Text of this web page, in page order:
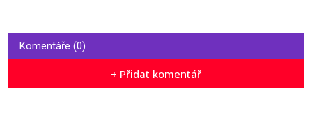
Komentáře (0)
+ Přidat komentář